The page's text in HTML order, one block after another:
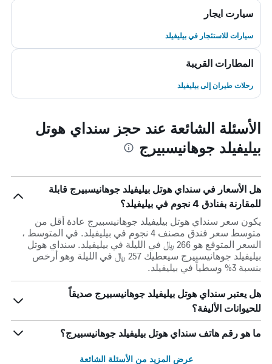
سيارت ايجار
سيارات للاستئجار في بيليفيلد
المطارات القريبة
رحلات طيران إلى بيليفيلد
الأسئلة الشائعة عند حجز سنداي هوتل
بيليفيلد جوهانيسبيرج
هل الأسعار في سنداي هوتل بيليفيلد جوهانيسبيرج قابلة
للمقارنة بفنادق 4 نجوم في بيليفيلد؟
يكون سعر سنداي هوتل بيليفيلد جوهانيسبيرج عادة أقل من
متوسط ​​سعر فندق مصنف 4 نجوم في بيليفيلد. في المتوسط ،
السعر المتوقع هو 266 ﷼ في الليلة في بيليفيلد. سنداي هوتل
بيليفيلد جوهانيسبيرج سيعطيك 257 ﷼ في الليلة وهو أرخص
بنسبة 3% وسطياً في بيليفيلد.
هل يعتبر سنداي هوتل بيليفيلد جوهانيسبيرج صديقاً
للحيوانات الأليفة؟
ما هو رقم هاتف سنداي هوتل بيليفيلد جوهانيسبيرج؟
عرض المزيد من الأسئلة الشائعة